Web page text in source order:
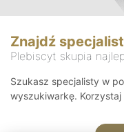
Znajdź
Plebiscyt skupia
Szukasz specjalisty w
wyszukiwarkę.